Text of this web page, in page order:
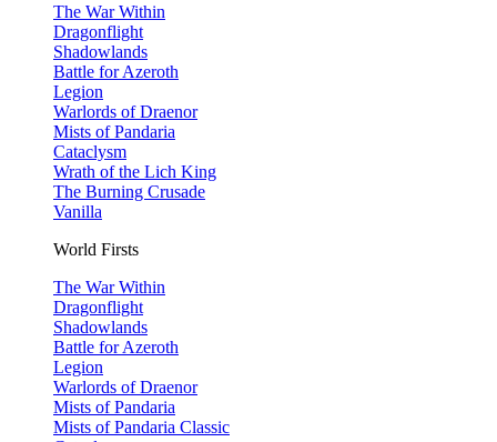
The War Within
Dragonflight
Shadowlands
Battle for Azeroth
Legion
Warlords of Draenor
Mists of Pandaria
Cataclysm
Wrath of the Lich King
The Burning Crusade
Vanilla
World Firsts
The War Within
Dragonflight
Shadowlands
Battle for Azeroth
Legion
Warlords of Draenor
Mists of Pandaria
Mists of Pandaria Classic